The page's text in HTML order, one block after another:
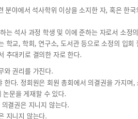
야에서 석사학위 이상을 소지한 자, 혹은 한
는 석사 과정 학생 및 이에 준하는 자로서 소정
학교, 학회, 연구소, 도서관 등으로 소정의 입회
추대키로 결의한 자로 한다.
와 권리를 가진다.
다. 정회원은 회원 총회에서 의결권을 가지며
문을 게재할 수 있다.
결권은 지니지 않는다.
지니지 않는다.